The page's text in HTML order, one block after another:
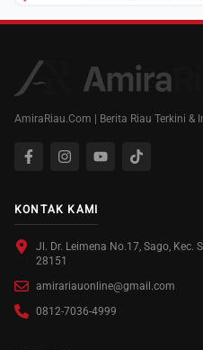
AmiraRiau.Com | Berita Riau Terkini &
KONTAK KAMI
Jl. Dr. Leimena No.17, Sago, Kec.
28151
amirariauonline@gmail.com
0812-7036-4999